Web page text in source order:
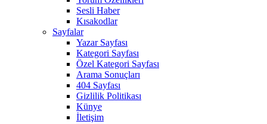
Sesli Haber
Kısakodlar
Sayfalar
Yazar Sayfası
Kategori Sayfası
Özel Kategori Sayfası
Arama Sonuçları
404 Sayfası
Gizlilik Politikası
Künye
İletişim